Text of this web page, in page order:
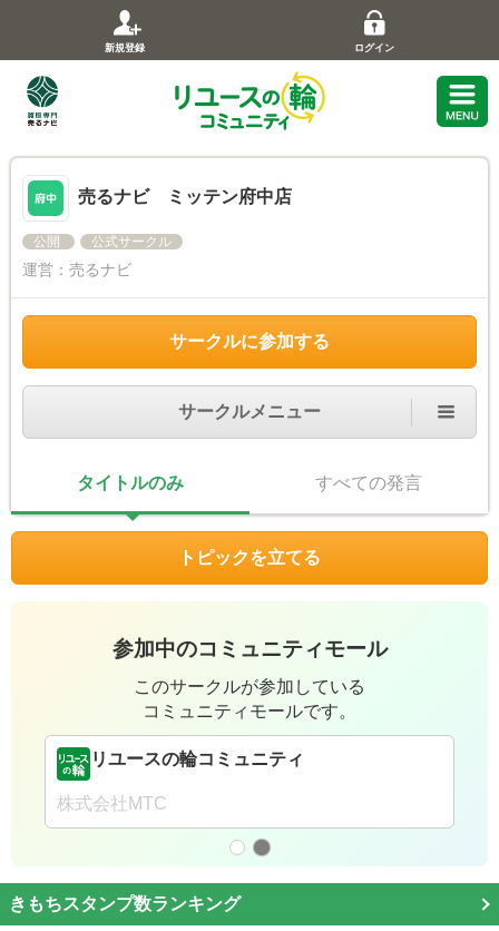
新規登録 ログイン
売るナビ ミッテン府中店
公開 公式サークル
運営： 売るナビ
サークルに参加する
サークルメニュー
タイトルのみ すべての発言
トピックを立てる
参加中のコミュニティモール
このサークルが参加している
コミュニティモールです。
リユースの輪コミュニティ
株式会社MTC
きもちスタンプ数ランキング